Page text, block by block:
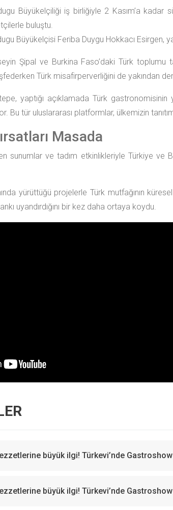
Büyükelçiliği iş birliğiyle 2 Kasım’a
buluştu.
Büyükelçisi Feriba Duygu Hokkacı
Şipal ve Burkina Faso’daki Türk toplumu
Türk misafirperverliğini de yakından
yaptığı açıklamada Türk
Bu tür uluslararası platformlar, ülkemizin
Masada
sunumlar ve tadım etkinlikleriyle Türkiye ve
yürüttüğü projelerle Türk mutfağının
uyandırdığını bir kez daha ortaya koydu.
büyük ilgi! Türkevi’nde
büyük ilgi! Türkevi’nde